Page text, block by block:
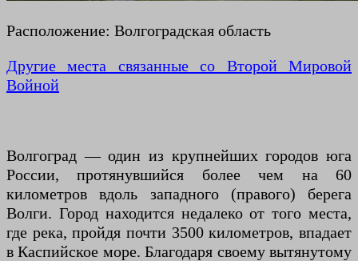
Расположение: Волгоградская область
Другие места связанные со Второй Мировой
Войной
Волгоград — один из крупнейших городов юга
России, протянувшийся более чем на 60
километров вдоль западного (правого) берега
Волги. Город находится недалеко от того места,
где река, пройдя почти 3500 километров, впадает
в Каспийское море. Благодаря своему вытянутому